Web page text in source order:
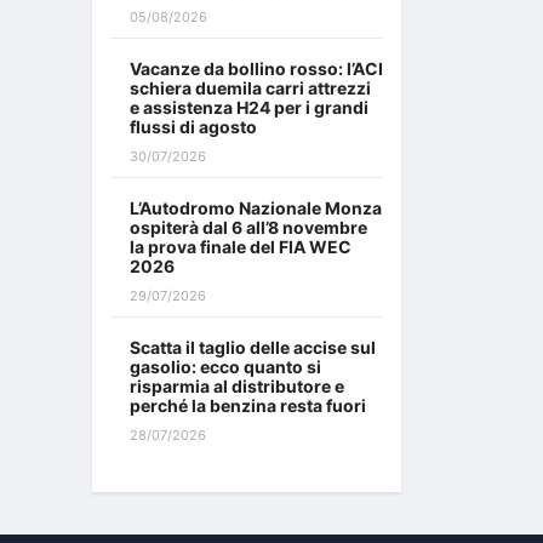
05/08/2026
Vacanze da bollino rosso: l’ACI
schiera duemila carri attrezzi
e assistenza H24 per i grandi
flussi di agosto
30/07/2026
L’Autodromo Nazionale Monza
ospiterà dal 6 all’8 novembre
la prova finale del FIA WEC
2026
29/07/2026
Scatta il taglio delle accise sul
gasolio: ecco quanto si
risparmia al distributore e
perché la benzina resta fuori
28/07/2026